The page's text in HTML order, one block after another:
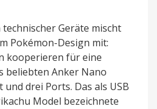
Geräte mischt
Pokémon-Design mit:
kooperieren für eine
beliebten Anker Nano
drei Ports. Das als USB
Model bezeichnete